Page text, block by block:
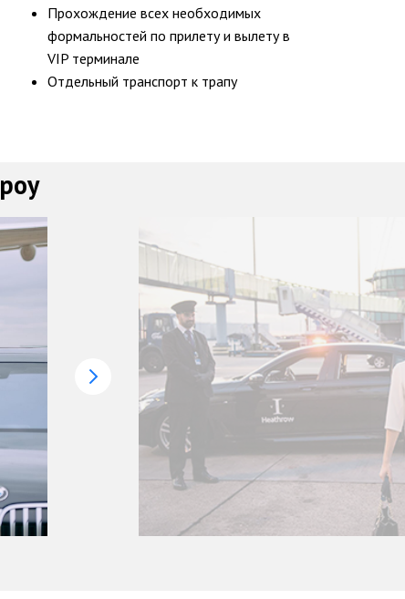
Прохождение всех необходимых
формальностей по прилету и вылету в
VIP терминале
Отдельный транспорт к трапу